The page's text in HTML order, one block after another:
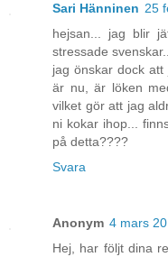
Sari Hänninen 25
hejsan... jag blir
stressade
jag önskar dock
är nu, är löken
vilket gör att jag
ni kokar ihop...
på detta????
Svara
Anonym 4 mars
Hej, har följt dina